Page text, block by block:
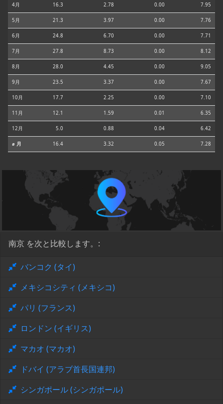
4月 16.3 2.78 0.00 7.95
5月 21.3 3.97 0.00 7.76
6月 24.8 6.70 0.00 7.71
7月 27.8 8.73 0.00 8.12
8月 28.0 4.45 0.00 9.05
9月 23.5 3.37 0.00 7.67
10月 17.7 2.25 0.00 7.10
11月 12.1 1.59 0.01 6.35
12月 5.0 0.88 0.04 6.42
⌀ 月 16.4 3.32 0.05 7.28
南京 を次と比較します。:
バンコク (タイ)
メキシコシティ (メキシコ)
パリ (フランス)
ロンドン (イギリス)
マカオ (マカオ)
ドバイ (アラブ首長国連邦)
シンガポール (シンガポール)